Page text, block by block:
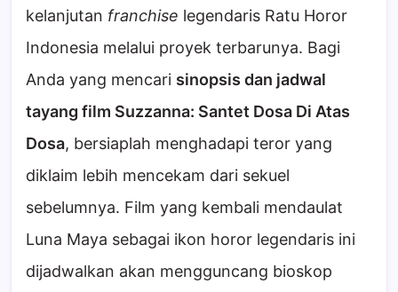
kelanjutan franchise legendaris Ratu Horor
Indonesia melalui proyek terbarunya. Bagi
Anda yang mencari sinopsis dan jadwal
tayang film Suzzanna: Santet Dosa Di Atas
Dosa, bersiaplah menghadapi teror yang
diklaim lebih mencekam dari sekuel
sebelumnya. Film yang kembali mendaulat
Luna Maya sebagai ikon horor legendaris ini
dijadwalkan akan mengguncang bioskop